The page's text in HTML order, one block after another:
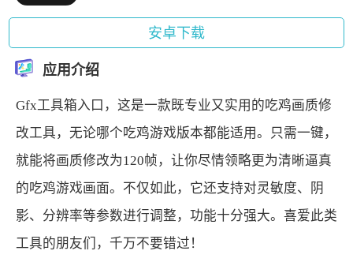
安卓下载
应用介绍
Gfx工具箱入口，这是一款既专业又实用的吃鸡画质修
改工具，无论哪个吃鸡游戏版本都能适用。只需一键，
就能将画质修改为120帧，让你尽情领略更为清晰逼真
的吃鸡游戏画面。不仅如此，它还支持对灵敏度、阴
影、分辨率等参数进行调整，功能十分强大。喜爱此类
工具的朋友们，千万不要错过！